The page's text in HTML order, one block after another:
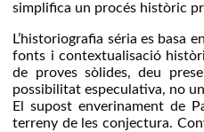
simplifica un procés històric
L’historiografia séria es basa
fonts i contextualisació
de proves sòlides, deu
possibilitat especulativa, no
El supost enverinament de
terreny de les conjectura.